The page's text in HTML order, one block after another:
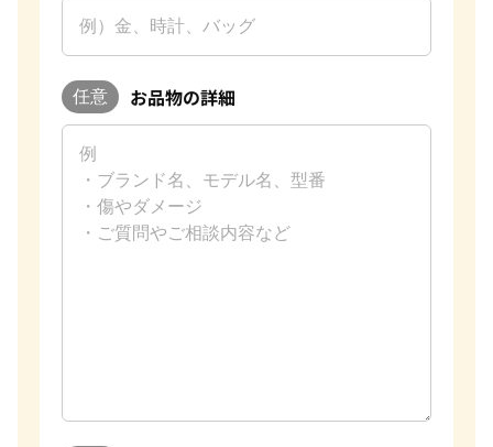
任意 お品物の詳細